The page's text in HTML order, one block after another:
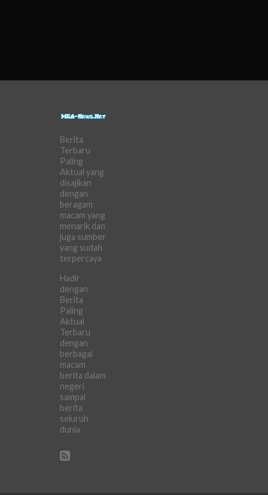
Berita
Terbaru
Paling
Aktual yang
disajikan
dengan
beragam
macam yang
menarik dan
juga sumber
yang sudah
terpercaya
Hadir
dengan
Berita
Paling
Aktual
Terbaru
dengan
berbagai
macam
berita dalam
negeri
sampai
berita
seluruh
dunia